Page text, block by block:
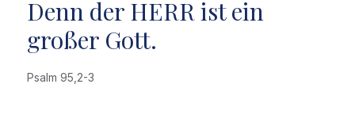
Denn der HERR ist ein
großer Gott.
Psalm 95,2-3